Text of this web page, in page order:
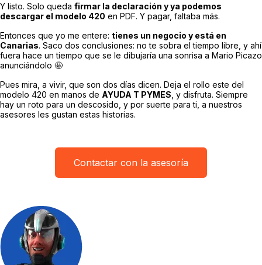
Y listo. Solo queda firmar la declaración y ya podemos
descargar el modelo 420 en PDF. Y pagar, faltaba más.
Entonces que yo me entere: tienes un negocio y está en
Canarias. Saco dos conclusiones: no te sobra el tiempo libre, y ahí
fuera hace un tiempo que se le dibujaría una sonrisa a Mario Picazo
anunciándolo 🤩
Pues mira, a vivir, que son dos días dicen. Deja el rollo este del
modelo 420 en manos de AYUDA T PYMES , y disfruta. Siempre
hay un roto para un descosido, y por suerte para ti, a nuestros
asesores les gustan estas historias.
Contactar con la asesoría